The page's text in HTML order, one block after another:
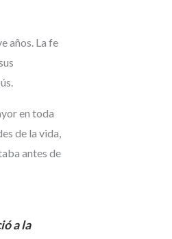
años. La fe
en toda
de la vida,
antes de
a la